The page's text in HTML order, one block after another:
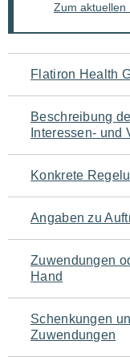
Zum aktuellen
Navigation
für
den
Flatiron Health
Beschreibung
Interessen- und
Konkrete
Angaben zu
Zuwendungen
Hand
Schenkungen
Zuwendungen